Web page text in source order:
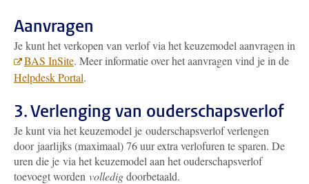
Aanvragen
Je kunt het verkopen van verlof via het keuzemodel aanvragen in
BAS InSite. Meer informatie over het aanvragen vind je in de
Helpdesk Portal.
3. Verlenging van ouderschapsverlof
Je kunt via het keuzemodel je ouderschapsverlof verlengen
door jaarlijks (maximaal) 76 uur extra verlofuren te sparen. De
uren die je via het keuzemodel aan het ouderschapsverlof
toevoegt worden volledigdoorbetaald.